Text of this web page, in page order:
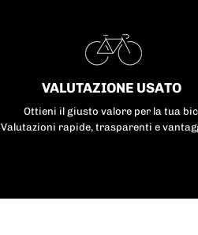
VALUTAZIONE USATO
Ottieni il giusto valore per la tua
Valutazioni rapide, trasparenti e